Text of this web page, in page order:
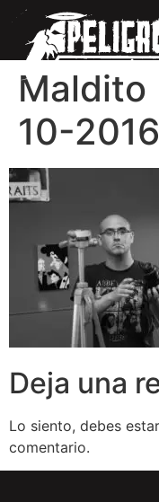
Maldito
10-
Deja una
Lo siento, debes estar
comentario.